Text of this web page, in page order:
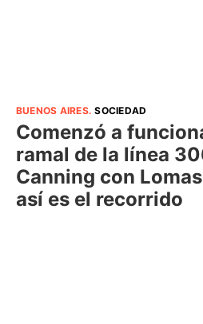
BUENOS AIRES.SOCIEDAD
Comenzó a
ramal de la línea
Canning con
así es el recorrido